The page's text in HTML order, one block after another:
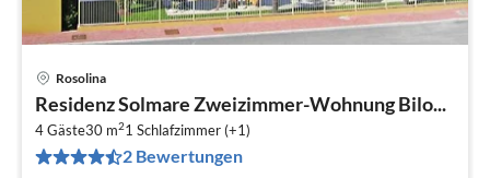
Rosolina
Residenz Solmare Zweizimmer-Wohnung Bilo...
4 Gäste30 m21 Schlafzimmer (+1)
2 Bewertungen